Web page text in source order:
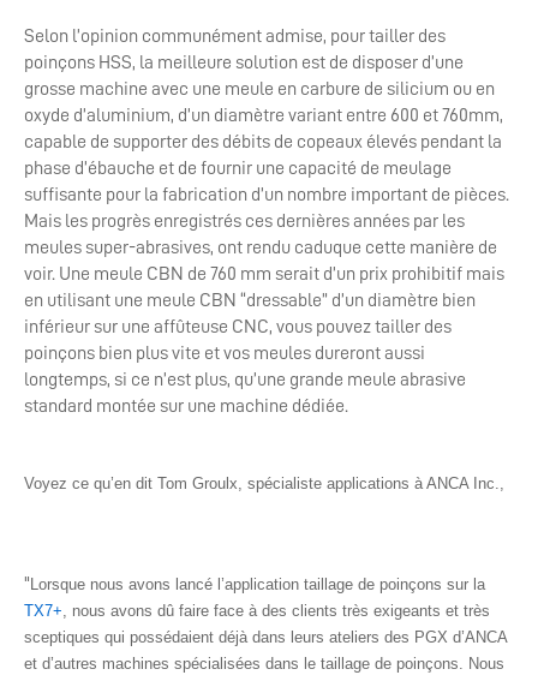
Selon l’opinion communément admise, pour tailler des
poinçons HSS, la meilleure solution est de disposer d’une
grosse machine avec une meule en carbure de silicium ou en
oxyde d’aluminium, d’un diamètre variant entre 600 et 760mm,
capable de supporter des débits de copeaux élevés pendant la
phase d’ébauche et de fournir une capacité de meulage
suffisante pour la fabrication d’un nombre important de pièces.
Mais les progrès enregistrés ces dernières années par les
meules super-abrasives, ont rendu caduque cette manière de
voir. Une meule CBN de 760 mm serait d’un prix prohibitif mais
en utilisant une meule CBN “dressable” d’un diamètre bien
inférieur sur une affûteuse CNC, vous pouvez tailler des
poinçons bien plus vite et vos meules dureront aussi
longtemps, si ce n’est plus, qu’une grande meule abrasive
standard montée sur une machine dédiée.
Voyez ce qu’en dit Tom Groulx, spécialiste applications à ANCA Inc.,
" Lorsque nous avons lancé l’application taillage de poinçons sur la
TX7+, nous avons dû faire face à des clients très exigeants et très
sceptiques qui possédaient déjà dans leurs ateliers des PGX d’ANCA
et d’autres machines spécialisées dans le taillage de poinçons. Nous